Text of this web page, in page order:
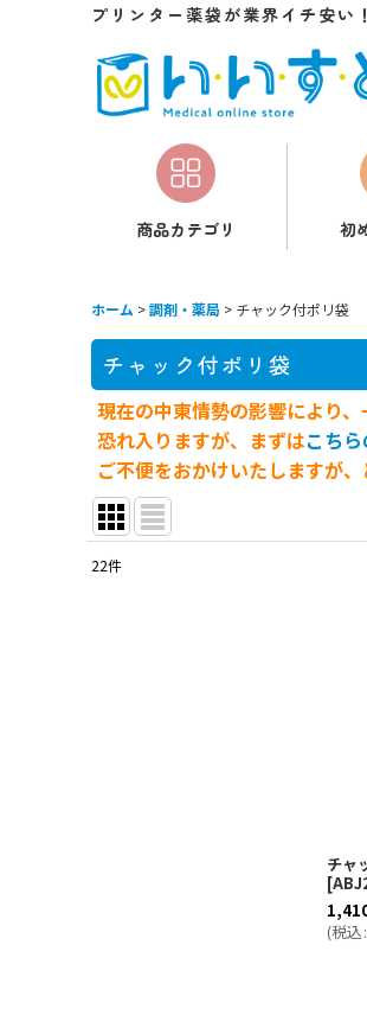
プリンター薬袋が業界イチ安い！
商品カテゴリ 初
ホーム >調剤・薬局 > チャック付ポリ袋
チャック付ポリ袋
現在の中東情勢の影響により
恐れ入りますが、まずはこち
ご不便をおかけいたしますが
22件
チャ
[
(税込: